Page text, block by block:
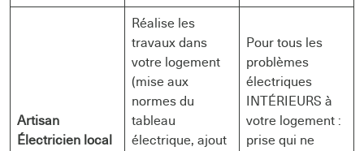
Artisan
Électricien local
Réalise les
travaux dans
votre logement
(mise aux
normes du
tableau
électrique, ajout
Pour tous les
problèmes
électriques
INTÉRIEURS à
votre logement :
prise qui ne